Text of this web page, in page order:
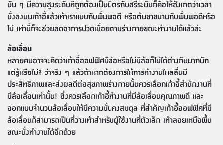
นั้น ๆ มีความสูงระดับที่ถูกต้องเป็นมิตรกับสรีระนั้นก็คือให้สังเกตว่าเวลา
นั่งลงบนเก้าอี้แล้วเท้าเราแนบกับพื้นพอดี หรือต้นขาขนานกับพื้นพอดีหรือ
ไม่ เท่านี้ก็จะช่วยลดอาการปวดเมื่อยตามร่างกายขณะทำงานได้แล้วล่ะ
ล้อเลื่อน
หลายคนอาจจะคิดว่าเก้าอี้ออฟฟิศมีล้อหรือไม่มีล้อก็ไม่ได้ต่างกันมากนัก
แต่รู้หรือไม่? ว่าจริง ๆ แล้วถ้าหากต้องการให้การทำงานไหลลื่นมี
ประสิทธิภาพและส่งผลดีต่อสุขภาพร่างกายนั้นควรเลือกเก้าอี้สำนักงานที่
มีล้อเลื่อนเท่านั้น! ซึ่งควรเลือกเก้าอี้ทำงานที่มีล้อเลื่อนคุณภาพดี และ
ออกแบบจำนวนล้อเลื่อนให้มีความมั่นคงสมดุล ที่สำคัญเก้าอี้ออฟฟิศที่มี
ล้อเลื่อนก็สามารถเป็นที่วางเท้าสำหรับผู้ใช้งานที่ตัวเล็ก เท้าลอยเหนือพื้น
ขณะนั่งทำงานได้อีกด้วย